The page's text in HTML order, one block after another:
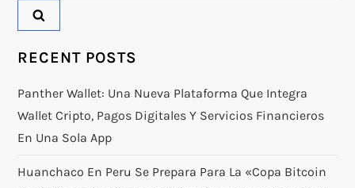
RECENT POSTS
Panther Wallet: Una Nueva Plataforma Que Integra
Wallet Cripto, Pagos Digitales Y Servicios Financieros
En Una Sola App
Huanchaco En Peru Se Prepara Para La «Copa Bitcoin